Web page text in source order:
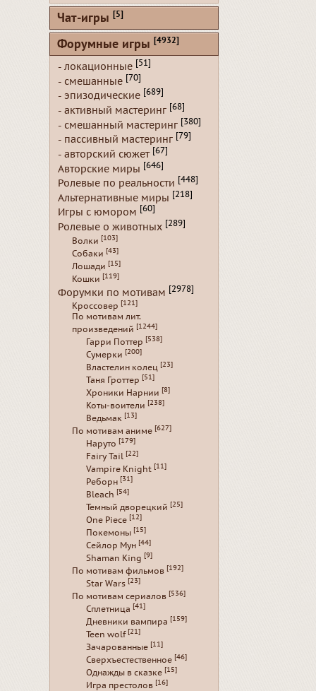
Чат-игры [5]
Форумные игры [4932]
- локационные [51]
- смешанные [70]
- эпизодические [689]
- активный мастеринг [68]
- смешанный мастеринг [380]
- пассивный мастеринг [79]
- авторский сюжет [67]
Авторские миры [646]
Ролевые по реальности [448]
Альтернативные миры [218]
Игры с юмором [60]
Ролевые о животных [289]
Волки [103]
Собаки [43]
Лошади [15]
Кошки [119]
Форумки по мотивам [2978]
Кроссовер [121]
По мотивам лит.
произведений [1244]
Гарри Поттер [538]
Сумерки [200]
Властелин колец [23]
Таня Гроттер [51]
Хроники Нарнии [8]
Коты-воители [238]
Ведьмак [13]
По мотивам аниме [627]
Наруто [179]
Fairy Tail [22]
Vampire Knight [11]
Реборн [31]
Bleach [54]
Темный дворецкий [25]
One Piece [12]
Покемоны [15]
Сейлор Мун [44]
Shaman King [9]
По мотивам фильмов [192]
Star Wars [23]
По мотивам сериалов [536]
Сплетница [41]
Дневники вампира [159]
Teen wolf [21]
Зачарованные [11]
Сверхъестественное [46]
Однажды в сказке [15]
Игра престолов [16]